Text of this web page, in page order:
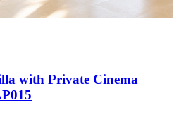
with Private Cinema